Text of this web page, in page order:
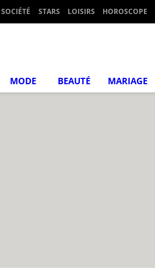
SOCIÉTÉ STARS LOISIRS HOROSCOPE
MODE BEAUTÉ MARIAGE